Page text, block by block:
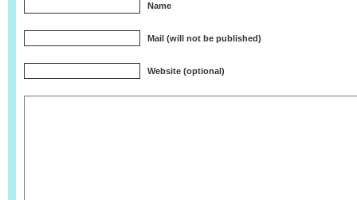
Name
Mail (will not be published)
Website (optional)